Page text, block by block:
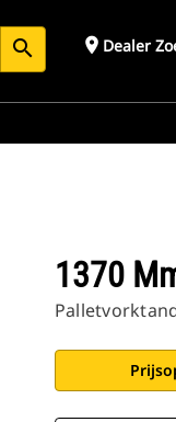
search place Dealer
1370